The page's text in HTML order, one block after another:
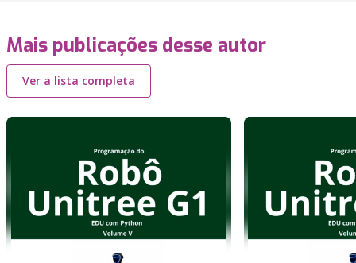
Mais publicações desse autor
Ver a lista completa